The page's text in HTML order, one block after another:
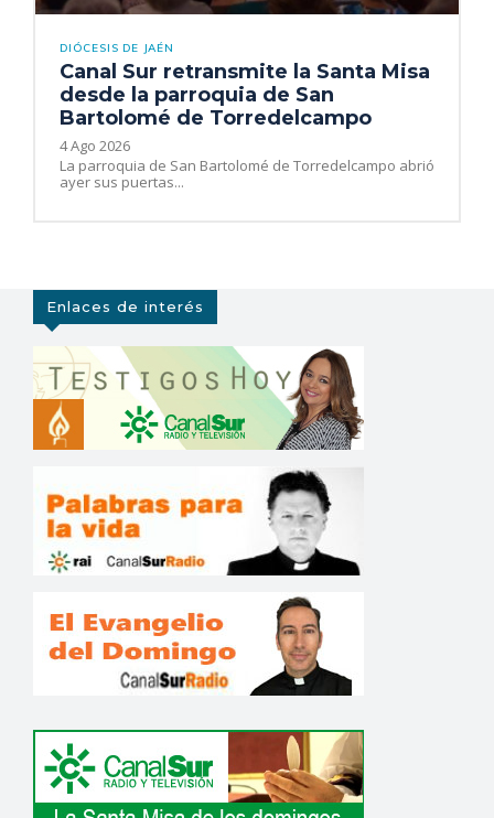
DIÓCESIS DE JAÉN
Canal Sur retransmite la Santa Misa
desde la parroquia de San
Bartolomé de Torredelcampo
4 Ago 2026
La parroquia de San Bartolomé de Torredelcampo abrió
ayer sus puertas...
Enlaces de interés